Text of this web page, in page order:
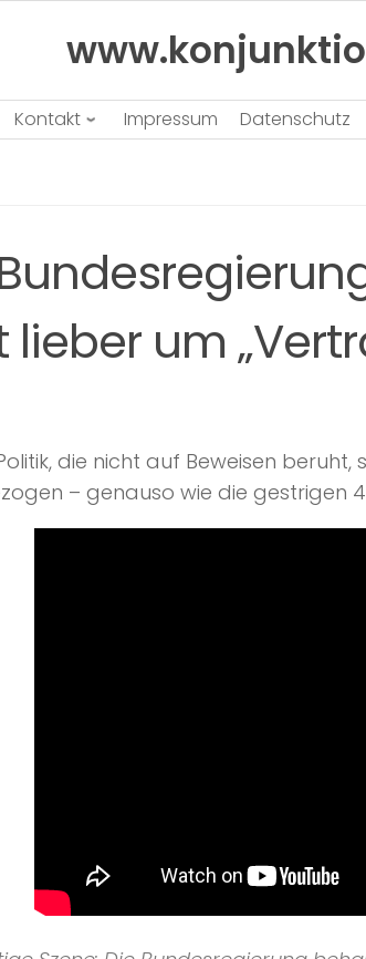
Kontakt Impressum Datenschutz
um
die nicht auf Beweisen beruht,
– genauso wie die gestrigen